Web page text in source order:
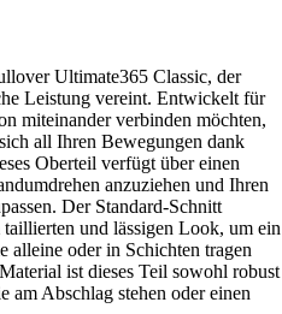
Ultimate365 Classic, der
Leistung vereint. Entwickelt für
miteinander verbinden möchten,
all Ihren Bewegungen dank
Oberteil verfügt über einen
anzuziehen und Ihren
Der Standard-Schnitt
und lässigen Look, um ein
alleine oder in Schichten tragen
ist dieses Teil sowohl robust
am Abschlag stehen oder einen